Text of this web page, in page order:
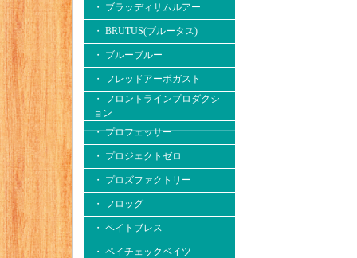
・ ブラッディサムルアー
・ BRUTUS(ブルータス)
・ ブルーブルー
・ フレッドアーボガスト
・ フロントラインプロダクシ
ョン
・ プロフェッサー
・ プロジェクトゼロ
・ プロズファクトリー
・ フロッグ
・ ベイトブレス
・ ペイチェックベイツ